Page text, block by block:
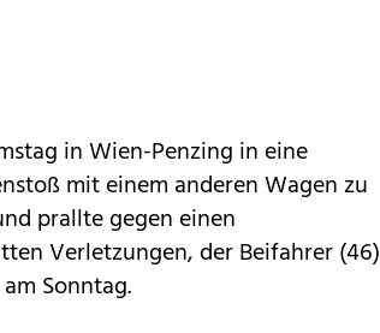
in Wien-Penzing in eine
mit einem anderen Wagen zu
prallte gegen einen
Verletzungen, der Beifahrer (46)
Sonntag.